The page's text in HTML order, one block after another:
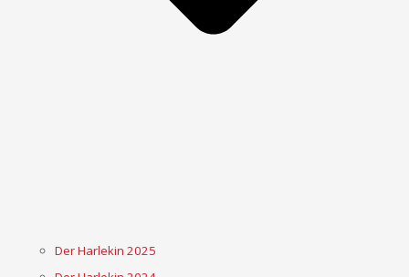
Der Harlekin 2025